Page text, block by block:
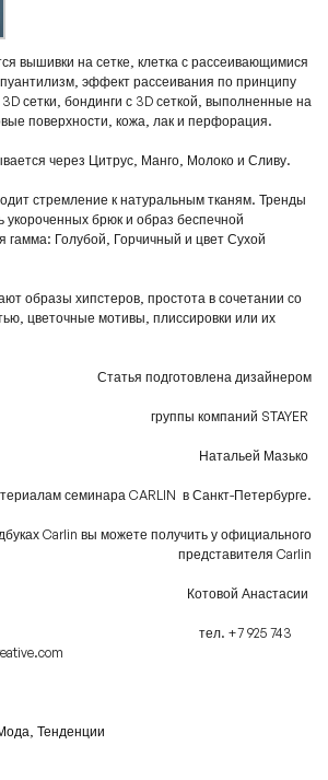
вышивки на сетке, клетка с рассеивающимися
эффект рассеивания по принципу
сетки, бондинги с 3D сеткой, выполненные на
поверхности, кожа, лак и перфорация.
через Цитрус, Манго, Молоко и Сливу.
стремление к натуральным тканям. Тренды
укороченных брюк и образ беспечной
гамма: Голубой, Горчичный и цвет Сухой
образы хипстеров, простота в сочетании со
цветочные мотивы, плиссировки или их
Статья подготовлена дизайнером
группы компаний STAYER
Натальей Мазько
семинара CARLIN в Санкт-Петербурге.
Carlin вы можете получить у официального
представителя Carlin
Котовой Анастасии
925 743
, Тенденции